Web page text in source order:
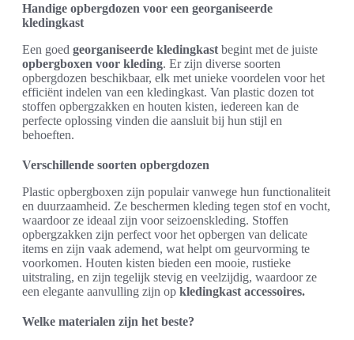
Handige opbergdozen voor een georganiseerde
kledingkast
Een goed georganiseerde kledingkast begint met de juiste
opbergboxen voor kleding. Er zijn diverse soorten
opbergdozen beschikbaar, elk met unieke voordelen voor het
efficiënt indelen van een kledingkast. Van plastic dozen tot
stoffen opbergzakken en houten kisten, iedereen kan de
perfecte oplossing vinden die aansluit bij hun stijl en
behoeften.
Verschillende soorten opbergdozen
Plastic opbergboxen zijn populair vanwege hun functionaliteit
en duurzaamheid. Ze beschermen kleding tegen stof en vocht,
waardoor ze ideaal zijn voor seizoenskleding. Stoffen
opbergzakken zijn perfect voor het opbergen van delicate
items en zijn vaak ademend, wat helpt om geurvorming te
voorkomen. Houten kisten bieden een mooie, rustieke
uitstraling, en zijn tegelijk stevig en veelzijdig, waardoor ze
een elegante aanvulling zijn op kledingkast accessoires.
Welke materialen zijn het beste?